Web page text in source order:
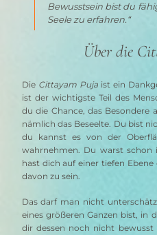
Bewusstsein bist du
Seele zu erfahren.“
Über die
Die Cittayam Puja ist ein
ist der wichtigste Teil des
du die Chance, das Besondere
nämlich das Beseelte. Du bist
du kannst es von der
wahrnehmen. Du warst schon
hast dich auf einer tiefen
davon zu sein.
Das darf man nicht
eines größeren Ganzen bist, in
dir dessen noch nicht bewusst